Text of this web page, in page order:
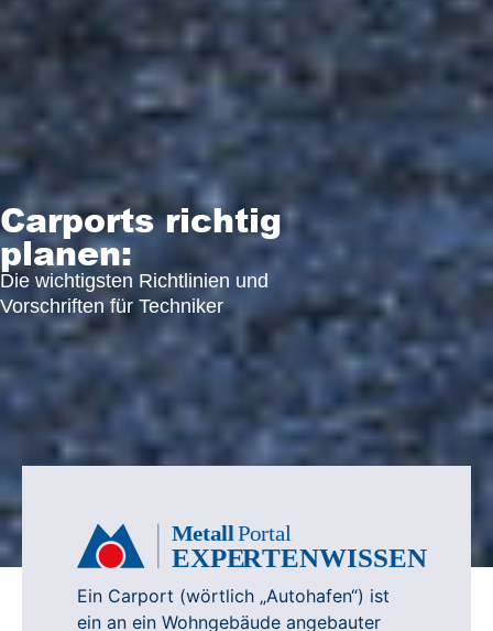
Carports richtig
planen:
Die wichtigsten Richtlinien und
Vorschriften für Techniker
MetallPortal
EXPERTENWISSEN
Ein Carport (wörtlich „Autohafen“) ist
ein an ein Wohngebäude angebauter